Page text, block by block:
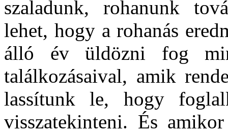
szaladunk, rohanunk
lehet, hogy a rohanás
álló év üldözni fog
találkozásaival, amik
lassítunk le, hogy
visszatekinteni. És